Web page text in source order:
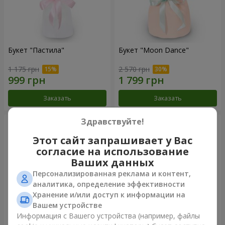
Букет "Пастила"
1 175 грн
Заказать
Букет "Moon Dance"
2 570 грн
Заказать
Здравствуйте!
Этот сайт запрашивает у Вас
согласие на использование
Ваших данных
Персонализированная реклама и контент,
аналитика, определение эффективности
Хранение и/или доступ к информации на
Вашем устройстве
Информация с Вашего устройства (например, файлы